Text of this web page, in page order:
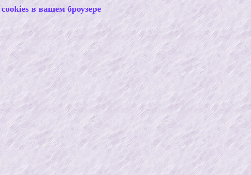
в вашем броузере